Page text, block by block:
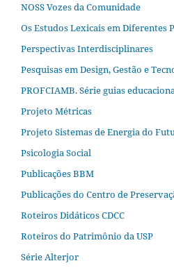
NOSS Vozes da Comunidade
Os Estudos Lexicais em Diferentes
Perspectivas Interdisciplinares
Pesquisas em Design, Gestão e
PROFCIAMB. Série guias
Projeto Métricas
Projeto Sistemas de Energia do
Psicologia Social
Publicações BBM
Publicações do Centro de
Roteiros Didáticos CDCC
Roteiros do Patrimônio da USP
Série Alterjor